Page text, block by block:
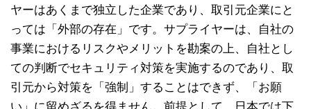
ヤーはあくまで独立した企業であり、取引元企業にと
っては「外部の存在」です。サプライヤーは、自社の
事業におけるリスクやメリットを勘案の上、自社とし
ての判断でセキュリティ対策を実施するのであり、取
引元から対策を「強制」することはできず、「お願
い」に留めざるを得ません。前提として、日本では下